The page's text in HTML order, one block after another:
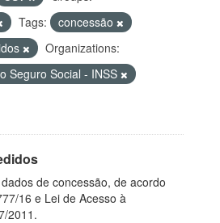
Tags:
concessão
Organizations:
Seguro Social - INSS
de concessão, de acordo
16 e Lei de Acesso à
2011.